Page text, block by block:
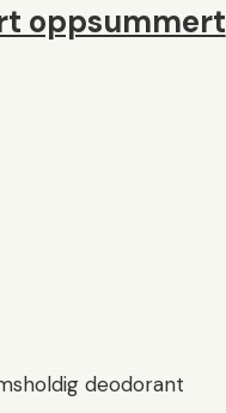
oppsummert
deodorant